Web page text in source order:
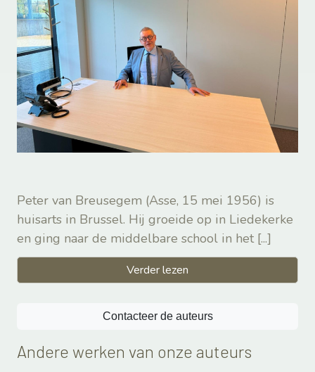
Peter van Breusegem (Asse, 15 mei 1956) is
huisarts in Brussel. Hij groeide op in Liedekerke
en ging naar de middelbare school in het [...]
Verder lezen
Contacteer de auteurs
Andere werken van onze auteurs